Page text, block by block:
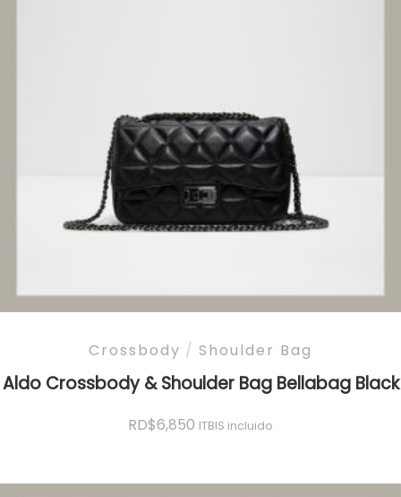
Crossbody / Shoulder Bag
Aldo Crossbody & Shoulder Bag Bellabag Black
RD$6,850 ITBIS incluido